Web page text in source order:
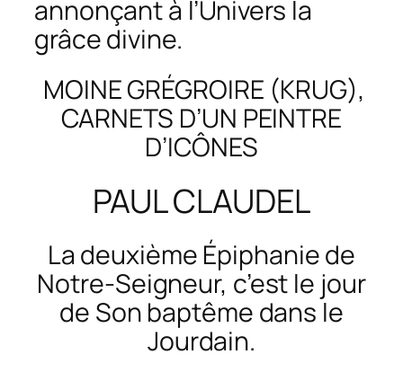
annonçant à l’Univers la
grâce divine.
MOINE GRÉGROIRE (KRUG),
CARNETS D’UN PEINTRE
D’ICÔNES
PAUL CLAUDEL
La deuxième Épiphanie de
Notre-Seigneur, c’est le jour
de Son baptême dans le
Jourdain.